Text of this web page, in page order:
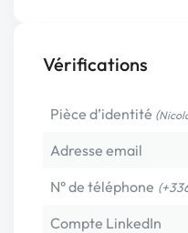
Vérifications
Pièce d’identité (
Adresse email
N° de téléphone
Compte LinkedIn